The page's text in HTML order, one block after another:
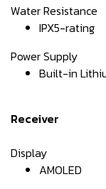
Water Resistance
IPX5-rating
Power Supply
Built-in
Receiver
Display
AMOLED